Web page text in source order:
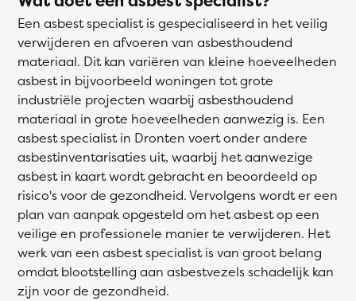
Een asbest specialist is gespecialiseerd in het veilig
verwijderen en afvoeren van asbesthoudend
materiaal. Dit kan variëren van kleine hoeveelheden
asbest in bijvoorbeeld woningen tot grote
industriële projecten waarbij asbesthoudend
materiaal in grote hoeveelheden aanwezig is. Een
asbest specialist in Dronten voert onder andere
asbestinventarisaties uit, waarbij het aanwezige
asbest in kaart wordt gebracht en beoordeeld op
risico's voor de gezondheid. Vervolgens wordt er een
plan van aanpak opgesteld om het asbest op een
veilige en professionele manier te verwijderen. Het
werk van een asbest specialist is van groot belang
omdat blootstelling aan asbestvezels schadelijk kan
zijn voor de gezondheid.